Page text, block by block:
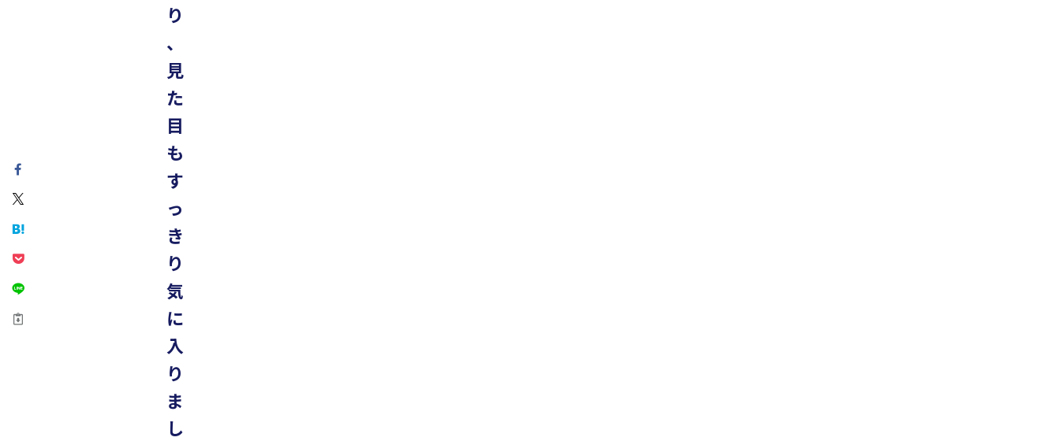
り
、
見
た
目
も
す
っ
き
り
気
に
入
り
ま
し